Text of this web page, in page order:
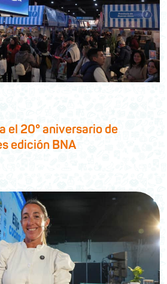
el 20° aniversario de
edición BNA